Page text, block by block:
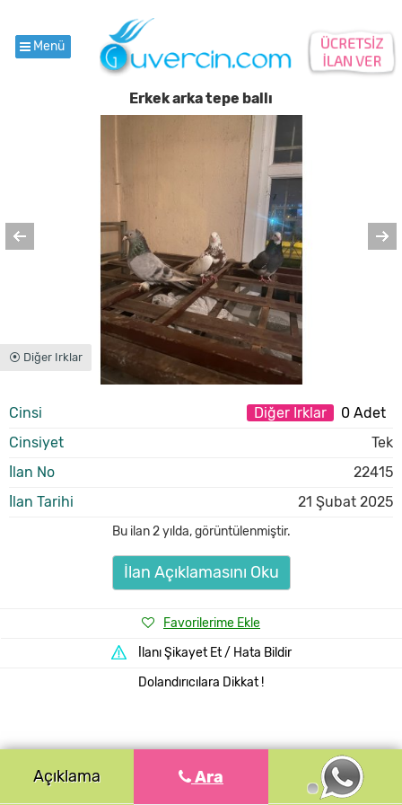
Menü
Erkek arka tepe ballı
⦿ Diğer Irklar
Cinsi Diğer Irklar
0 Adet
Cinsiyet
Tek
İlan No
22415
İlan Tarihi
21 Şubat 2025
Bu ilan2 yılda,görüntülenmiştir.
İlan Açıklamasını Oku
Favorilerime Ekle
İlanı Şikayet Et / Hata Bildir
Dolandırıcılara Dikkat !
Açıklama Ara